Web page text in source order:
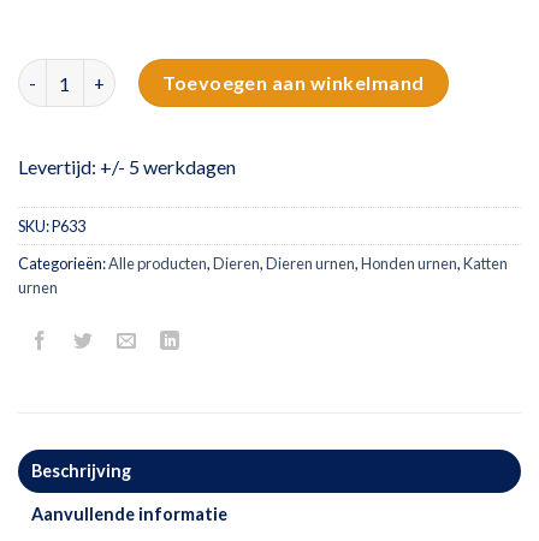
Dieren urn druppel | zwart aantalToevoegen aan winkelmand
Levertijd: +/- 5 werkdagen
SKU:P633
Categorieën:Alle producten,Dieren,Dieren urnen,Honden urnen,Katten
urnen
Beschrijving
Aanvullende informatie